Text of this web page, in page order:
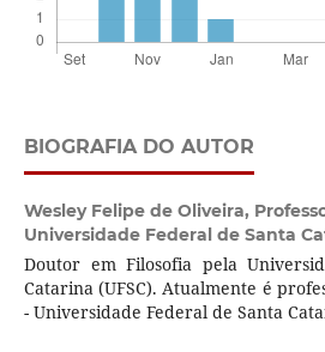
BIOGRAFIA DO AUTOR
Wesley Felipe de Oliveira,
Universidade Federal de Santa
Doutor em Filosofia pela
Catarina (UFSC). Atualmente é
- Universidade Federal de Santa